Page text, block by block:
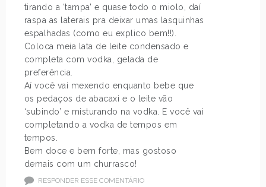
tirando a ‘tampa’ e quase todo o miolo, daí
raspa as laterais pra deixar umas lasquinhas
espalhadas (como eu explico bem!!).
Coloca meia lata de leite condensado e
completa com vodka, gelada de
preferência.
Aí você vai mexendo enquanto bebe que
os pedaços de abacaxi e o leite vão
‘subindo’ e misturando na vodka. E você vai
completando a vodka de tempos em
tempos.
Bem doce e bem forte, mas gostoso
demais com um churrasco!
RESPONDER ESSE COMENTÁRIO